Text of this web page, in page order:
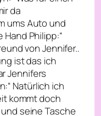
da
ums Auto und
Philipp:“
von Jennifer..
ist das ich
Jennifers
Natürlich ich
kommt doch
seine Tasche